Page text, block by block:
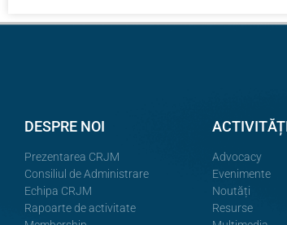
DESPRE NOI
Prezentarea CRJM
Consiliul de Administrare
Echipa CRJM
Rapoarte de activitate
Advocacy
Evenimente
Noutăți
Resurse